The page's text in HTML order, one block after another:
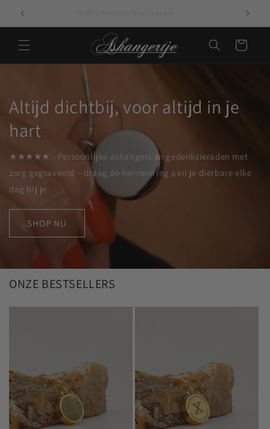
content
Winkelwagen
Altijd dichtbij, voor altijd in je
hart
★★★★★ - Persoonlijke ashangers en gedenksieraden met
zorg gegraveerd – draag de herinnering aan je dierbare elke
dag bij je.
SHOP NU
ONZE BESTSELLERS